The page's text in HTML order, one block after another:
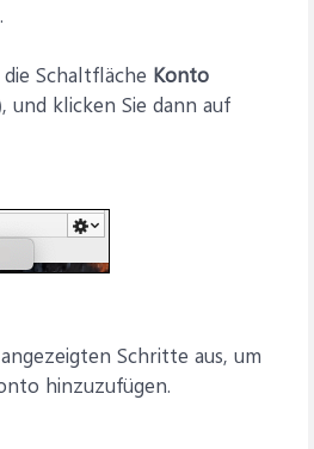
Schaltfläche Konto
und klicken Sie dann auf
Schritte aus, um
hinzuzufügen.